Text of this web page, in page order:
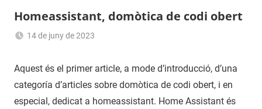
Homeassistant, domòtica de codi obert
14 de juny de 2023
Navas
Aquest és el primer article, a mode d’introducció, d’una
categoría d’articles sobre domòtica de codi obert, i en
especial, dedicat a homeassistant. Home Assistant és